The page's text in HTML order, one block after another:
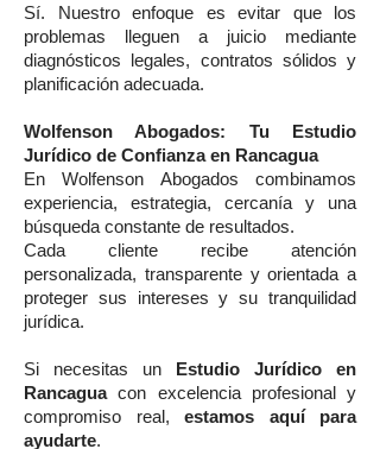
Sí. Nuestro enfoque es evitar que los
problemas lleguen a juicio mediante
diagnósticos legales, contratos sólidos y
planificación adecuada.
Wolfenson Abogados: Tu Estudio
Jurídico de Confianza en Rancagua
En Wolfenson Abogados combinamos
experiencia, estrategia, cercanía y una
búsqueda constante de resultados.
Cada cliente recibe atención
personalizada, transparente y orientada a
proteger sus intereses y su tranquilidad
jurídica.
Si necesitas un
Estudio Jurídico en
Rancaguacon excelencia profesional y
compromiso real, estamos aquí para
ayudarte.